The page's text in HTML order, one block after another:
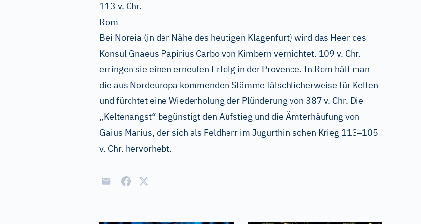
113 v. Chr.
Rom
Bei Noreia (in der Nähe des heutigen Klagenfurt) wird das Heer des
Konsul Gnaeus Papirius Carbo von Kimbern vernichtet. 109 v. Chr.
erringen sie einen erneuten Erfolg in der Provence. In Rom hält man
die aus Nordeuropa kommenden Stämme fälschlicherweise für Kelten
und fürchtet eine Wiederholung der Plünderung von 387 v. Chr. Die
„Keltenangst“ begünstigt den Aufstieg und die Ämterhäufung von
Gaius Marius, der sich als Feldherr im Jugurthinischen Krieg 113–105
v. Chr. hervorhebt.